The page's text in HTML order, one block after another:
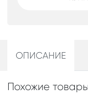
ОПИСАНИЕ
Похожие товары